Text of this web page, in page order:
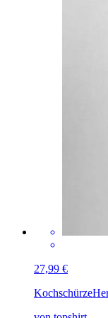
27,99 €
Kochschürze